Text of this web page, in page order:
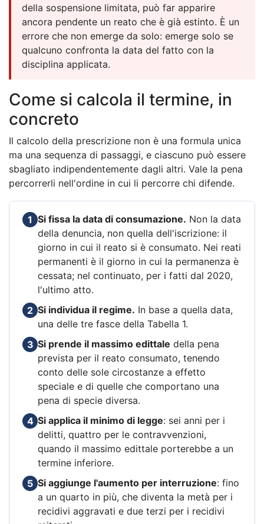
della sospensione limitata, può far apparire
ancora pendente un reato che è già estinto. È un
errore che non emerge da solo: emerge solo se
qualcuno confronta la data del fatto con la
disciplina applicata.
Come si calcola il termine, in
concreto
Il calcolo della prescrizione non è una formula unica
ma una sequenza di passaggi, e ciascuno può essere
sbagliato indipendentemente dagli altri. Vale la pena
percorrerli nell'ordine in cui li percorre chi difende.
1 Si fissa la data di consumazione. Non la data
della denuncia, non quella dell'iscrizione: il
giorno in cui il reato si è consumato. Nei reati
permanenti è il giorno in cui la permanenza è
cessata; nel continuato, per i fatti dal 2020,
l'ultimo atto.
2 Si individua il regime. In base a quella data,
una delle tre fasce della Tabella 1.
3 Si prende il massimo edittale della pena
prevista per il reato consumato, tenendo
conto delle sole circostanze a effetto
speciale e di quelle che comportano una
pena di specie diversa.
4 Si applica il minimo di legge: sei anni per i
delitti, quattro per le contravvenzioni,
quando il massimo edittale porterebbe a un
termine inferiore.
5 Si aggiunge l'aumento per interruzione: fino
a un quarto in più, che diventa la metà per i
recidivi aggravati e due terzi per i recidivi